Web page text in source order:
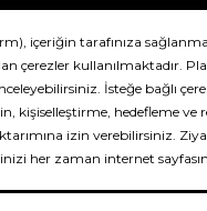
DeFactoFIT ©️ 2022-2026.